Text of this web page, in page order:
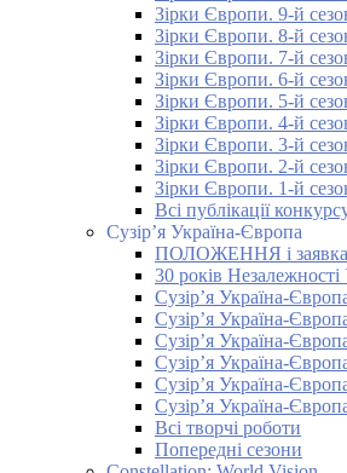
Зірки Європи. 9-й
Зірки Європи. 8-й
Зірки Європи. 7-й
Зірки Європи. 6-й
Зірки Європи. 5-й
Зірки Європи. 4-й
Зірки Європи. 3-й
Зірки Європи. 2-й
Зірки Європи. 1-й
Всі публікації
Сузір’я Україна-Європа
ПОЛОЖЕННЯ і заявка
30 років Незалежності
Сузір’я Україна-
Сузір’я Україна-
Сузір’я Україна-
Сузір’я Україна-
Сузір’я Україна-
Сузір’я Україна-
Всі творчі роботи
Попередні сезони